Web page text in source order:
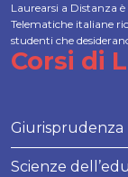
Laurearsi a Distanza
Telematiche italiane
studenti che
Corsi di
Giurisprudenza
Scienze